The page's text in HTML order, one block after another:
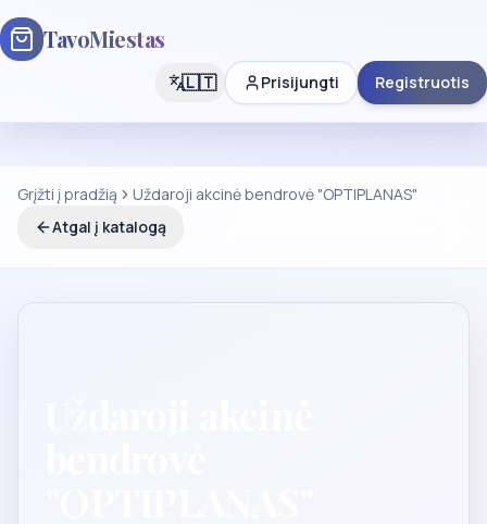
TavoMiestas
🇱🇹 Prisijungti Registruotis
Grįžti į pradžią
Uždaroji akcinė bendrovė "OPTIPLANAS"
Atgal į katalogą